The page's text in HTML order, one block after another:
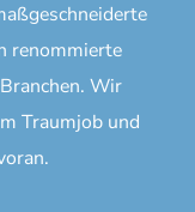
renommierte
Wir
Traumjob und